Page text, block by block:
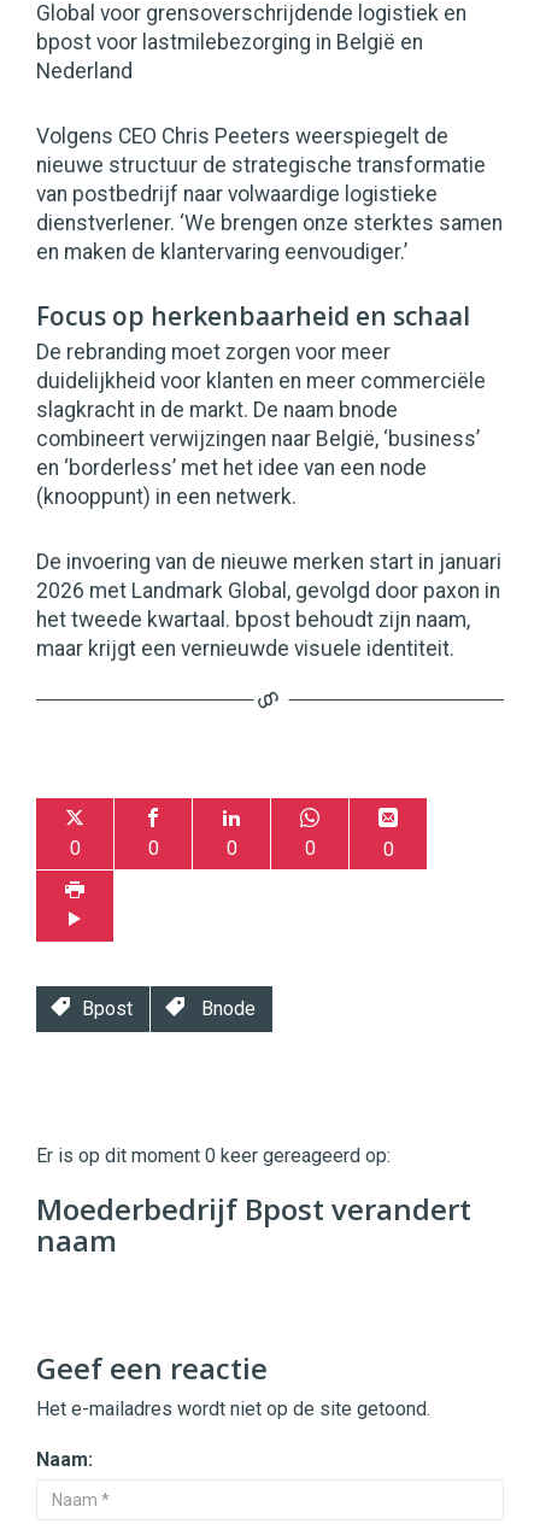
Global voor grensoverschrijdende logistiek en
bpost voor lastmilebezorging in België en
Nederland
Volgens CEO Chris Peeters weerspiegelt de
nieuwe structuur de strategische transformatie
van postbedrijf naar volwaardige logistieke
dienstverlener. ‘We brengen onze sterktes samen
en maken de klantervaring eenvoudiger.’
Focus op herkenbaarheid en schaal
De rebranding moet zorgen voor meer
duidelijkheid voor klanten en meer commerciële
slagkracht in de markt. De naam bnode
combineert verwijzingen naar België, ‘business’
en ‘borderless’ met het idee van een node
(knooppunt) in een netwerk.
De invoering van de nieuwe merken start in januari
2026 met Landmark Global, gevolgd door paxon in
het tweede kwartaal. bpost behoudt zijn naam,
maar krijgt een vernieuwde visuele identiteit.
0 0 0 0 0
Bpost Bnode
|
Digital
Commerce https://twinklemagazine.nl
9654
Er is op dit moment 0 keer gereageerd op:
Moederbedrijf Bpost verandert
naam
Geef een reactie
Het e-mailadres wordt niet op de site getoond.
Naam: